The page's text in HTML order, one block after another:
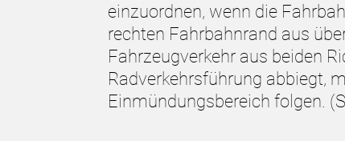
einzuordnen, wenn die
rechten Fahrbahnrand aus
Fahrzeugverkehr aus beiden
Radverkehrsführung abbiegt,
Einmündungsbereich folgen.